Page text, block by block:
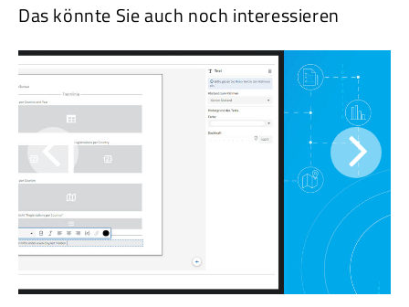
Das könnte Sie auch noch interessieren